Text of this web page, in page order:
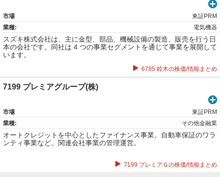
市場
東証PRM
業種:
電気機器
スズキ株式会社は、主に金型、部品、機械設備の製造、販売を行う日
本の会社です。同社は 4 つの事業セグメントを通じて事業を展開して
います。
6785 鈴木の株価/情報まとめ
7199 プレミアグループ(株)
市場
東証PRM
業種:
その他金融業
オートクレジットを中心としたファイナンス事業。自動車保証のワラ
ンティ事業など。関連会社事業の管理運営。
7199 プレミアＧの株価/情報まとめ